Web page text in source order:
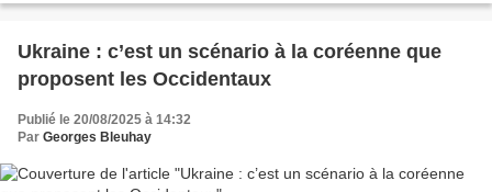
Ukraine : c’est un scénario à la coréenne que
proposent les Occidentaux
Publié le 20/08/2025 à 14:32
Par Georges Bleuhay